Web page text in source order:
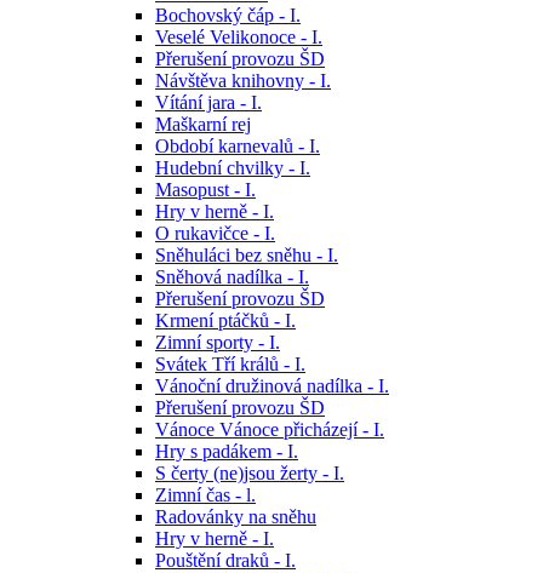
Bochovský čáp - I.
Veselé Velikonoce - I.
Přerušení provozu ŠD
Návštěva knihovny - I.
Vítání jara - I.
Maškarní rej
Období karnevalů - I.
Hudební chvilky - I.
Masopust - I.
Hry v herně - I.
O rukavičce - I.
Sněhuláci bez sněhu - I.
Sněhová nadílka - I.
Přerušení provozu ŠD
Krmení ptáčků - I.
Zimní sporty - I.
Svátek Tří králů - I.
Vánoční družinová nadílka - I.
Přerušení provozu ŠD
Vánoce Vánoce přicházejí - I.
Hry s padákem - I.
S čerty (ne)jsou žerty - I.
Zimní čas - l.
Radovánky na sněhu
Hry v herně - I.
Pouštění draků - I.